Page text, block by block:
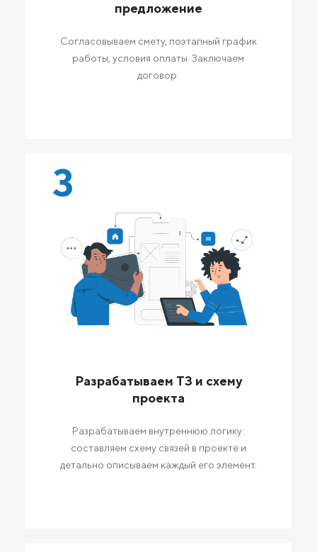
предложение
Согласовываем смету, поэтапный график
работы, условия оплаты. Заключаем
договор.
3
Разрабатываем ТЗ и схему
проекта
Разрабатываем внутреннюю логику:
составляем схему связей в проекте и
детально описываем каждый его элемент.